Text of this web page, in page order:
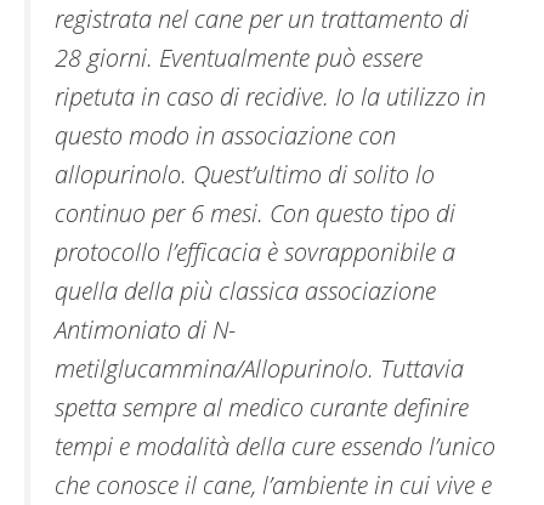
registrata nel cane per un trattamento di
28 giorni. Eventualmente può essere
ripetuta in caso di recidive. Io la utilizzo in
questo modo in associazione con
allopurinolo. Quest’ultimo di solito lo
continuo per 6 mesi. Con questo tipo di
protocollo l’efficacia è sovrapponibile a
quella della più classica associazione
Antimoniato di N-
metilglucammina/Allopurinolo. Tuttavia
spetta sempre al medico curante definire
tempi e modalità della cure essendo l’unico
che conosce il cane, l’ambiente in cui vive e